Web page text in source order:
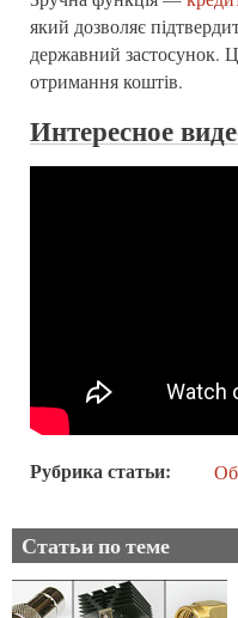
який дозволяє
державний застосунок.
отримання коштів.
Интересное
Рубрика статьи
Статьи по теме